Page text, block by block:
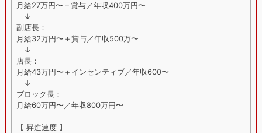
月給27万円〜＋賞与／年収400万円〜
↓
副店長：
月給32万円〜＋賞与／年収500万〜
↓
店長：
月給43万円〜＋インセンティブ／年収600〜
↓
ブロック長：
月給60万円〜／年収800万円〜
【 昇進速度 】